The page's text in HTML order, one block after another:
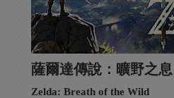
薩爾達傳說：曠野之息
Zelda: Breath of the Wild